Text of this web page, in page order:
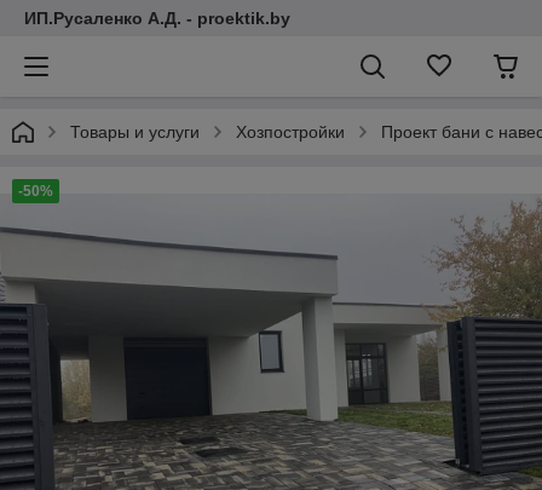
ИП.Русаленко А.Д. - proektik.by
Товары и услуги Хозпостройки Проект бани с
-50%